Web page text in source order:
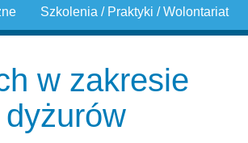
Szkolenia / Praktyki / Wolontariat
w zakresie